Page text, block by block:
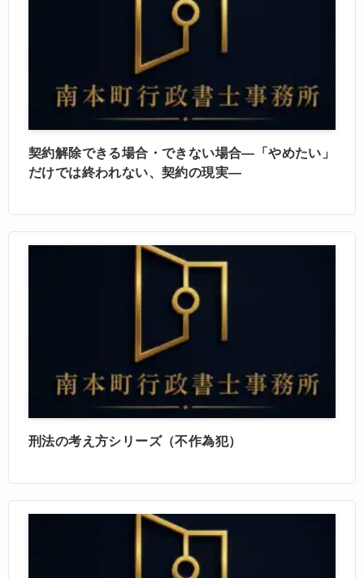
契約解除できる場合・できない場合―「やめたい」
だけでは終われない、契約の現実―
刑法の考え方シリーズ（不作為犯）